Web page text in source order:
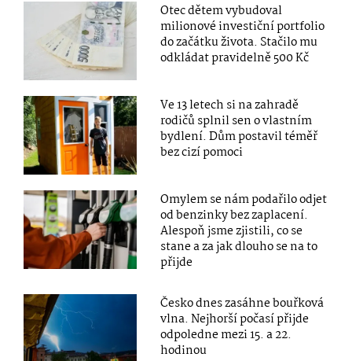
Otec dětem vybudoval
milionové investiční portfolio
do začátku života. Stačilo mu
odkládat pravidelně 500 Kč
Ve 13 letech si na zahradě
rodičů splnil sen o vlastním
bydlení. Dům postavil téměř
bez cizí pomoci
Omylem se nám podařilo odjet
od benzinky bez zaplacení.
Alespoň jsme zjistili, co se
stane a za jak dlouho se na to
přijde
Česko dnes zasáhne bouřková
vlna. Nejhorší počasí přijde
odpoledne mezi 15. a 22.
hodinou